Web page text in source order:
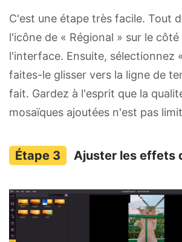
C'est une étape très facile. Tout
l'icône de « Régional » sur le
l'interface. Ensuite, sélectionnez
faites-le glisser vers la ligne de
fait. Gardez à l'esprit que la
mosaïques ajoutées n'est pas
Ajuster les effets